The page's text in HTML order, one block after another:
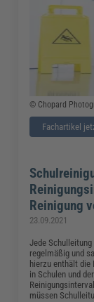
© Chopard
Fachartikel
Reinigung
23.09.2021
Jede
regelmäßig und
hierzu enthält die
in Schulen und
müssen